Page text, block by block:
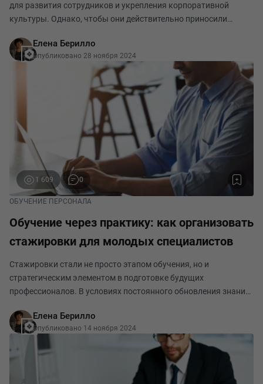
для развития сотрудников и укрепления корпоративной
культуры. Однако, чтобы они действительно приносили
компании и подбора участников до регулярн
Елена Берилло
Опубликовано 28 ноября 2024
1 609 0
ОБУЧЕНИЕ ПЕРСОНАЛА
Обучение через практику: как организовать
стажировки для молодых специалистов
Стажировки стали не просто этапом обучения, но и
стратегическим элементом в подготовке будущих
профессионалов. В условиях постоянного обновления знаний
всё чаще видят в стажировках не только способ обучить
Елена Берилло
Опубликовано 14 ноября 2024